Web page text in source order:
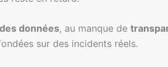
données, au manque de
sur des incidents réels.